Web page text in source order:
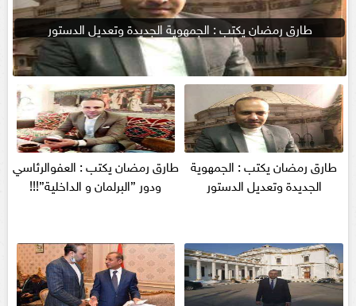
طارق رمضان يكتب : الجمهوية الجديدة وتعديل الدستور
طارق رمضان يكتب : الجمهوية
الجديدة وتعديل الدستور
طارق رمضان يكتب : العفوالرئاسي
ودور ”البرلمان و الداخلية”!!!